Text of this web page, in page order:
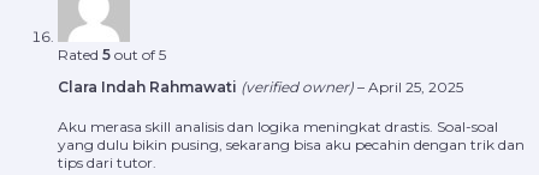
Rated 5 out of 5
Clara Indah Rahmawati (verified owner) – April 25, 2025
Aku merasa skill analisis dan logika meningkat drastis. Soal-soal
yang dulu bikin pusing, sekarang bisa aku pecahin dengan trik dan
tips dari tutor.